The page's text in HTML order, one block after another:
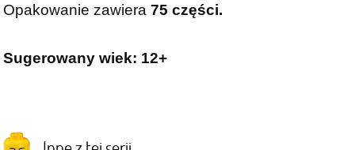
Opakowanie zawiera75 części.
Sugerowany wiek: 12+